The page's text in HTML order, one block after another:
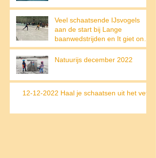
Veel schaatsende IJsvogels
aan de start bij Lange
baanwedstrijden en It giet on
op de Weissensee
Natuurijs december 2022
12-12-2022 Haal je schaatsen uit het vet!